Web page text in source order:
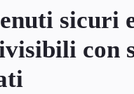
sicuri
con